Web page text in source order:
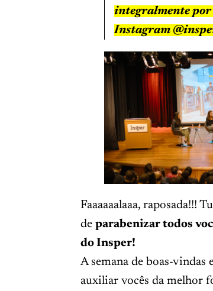
integralmente por
Instagram
Faaaaaalaaa, raposada!!!
de parabenizar todos
do Insper!
A semana de boas-vindas
auxiliar vocês da melhor